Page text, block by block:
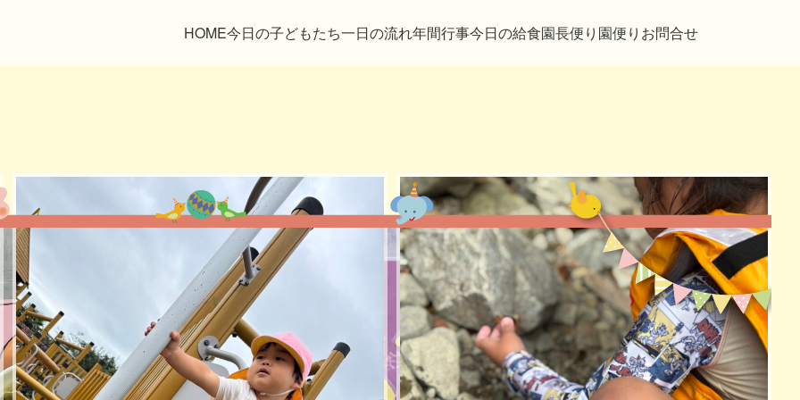
HOME今日の子どもたち一日の流れ年間行事今日の給食園長便り 園便り お問合せ
おやつ